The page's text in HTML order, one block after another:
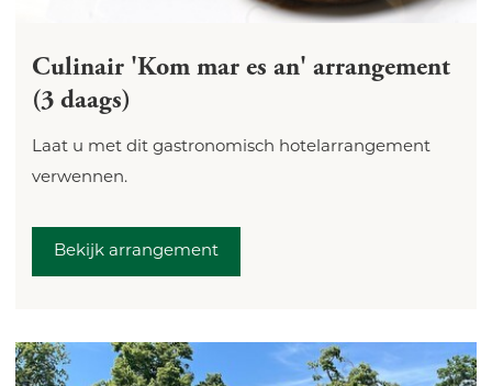
Culinair 'Kom mar es an' arrangement
(3 daags)
Laat u met dit gastronomisch hotelarrangement
verwennen.
Bekijk arrangement